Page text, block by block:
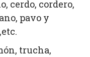
cerdo, cordero,
pavo y
trucha,